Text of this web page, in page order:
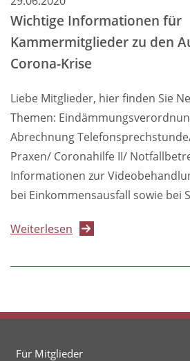
Wichtige Informationen für
Kammermitglieder zu den
Corona-Krise
Liebe Mitglieder, hier finden Sie
Themen:
Abrechnung
Praxen/ Coronahilfe II/
Informationen zur
bei Einkommensausfall sowie bei
Weiterlesen über
Informationen
Für Mitglieder